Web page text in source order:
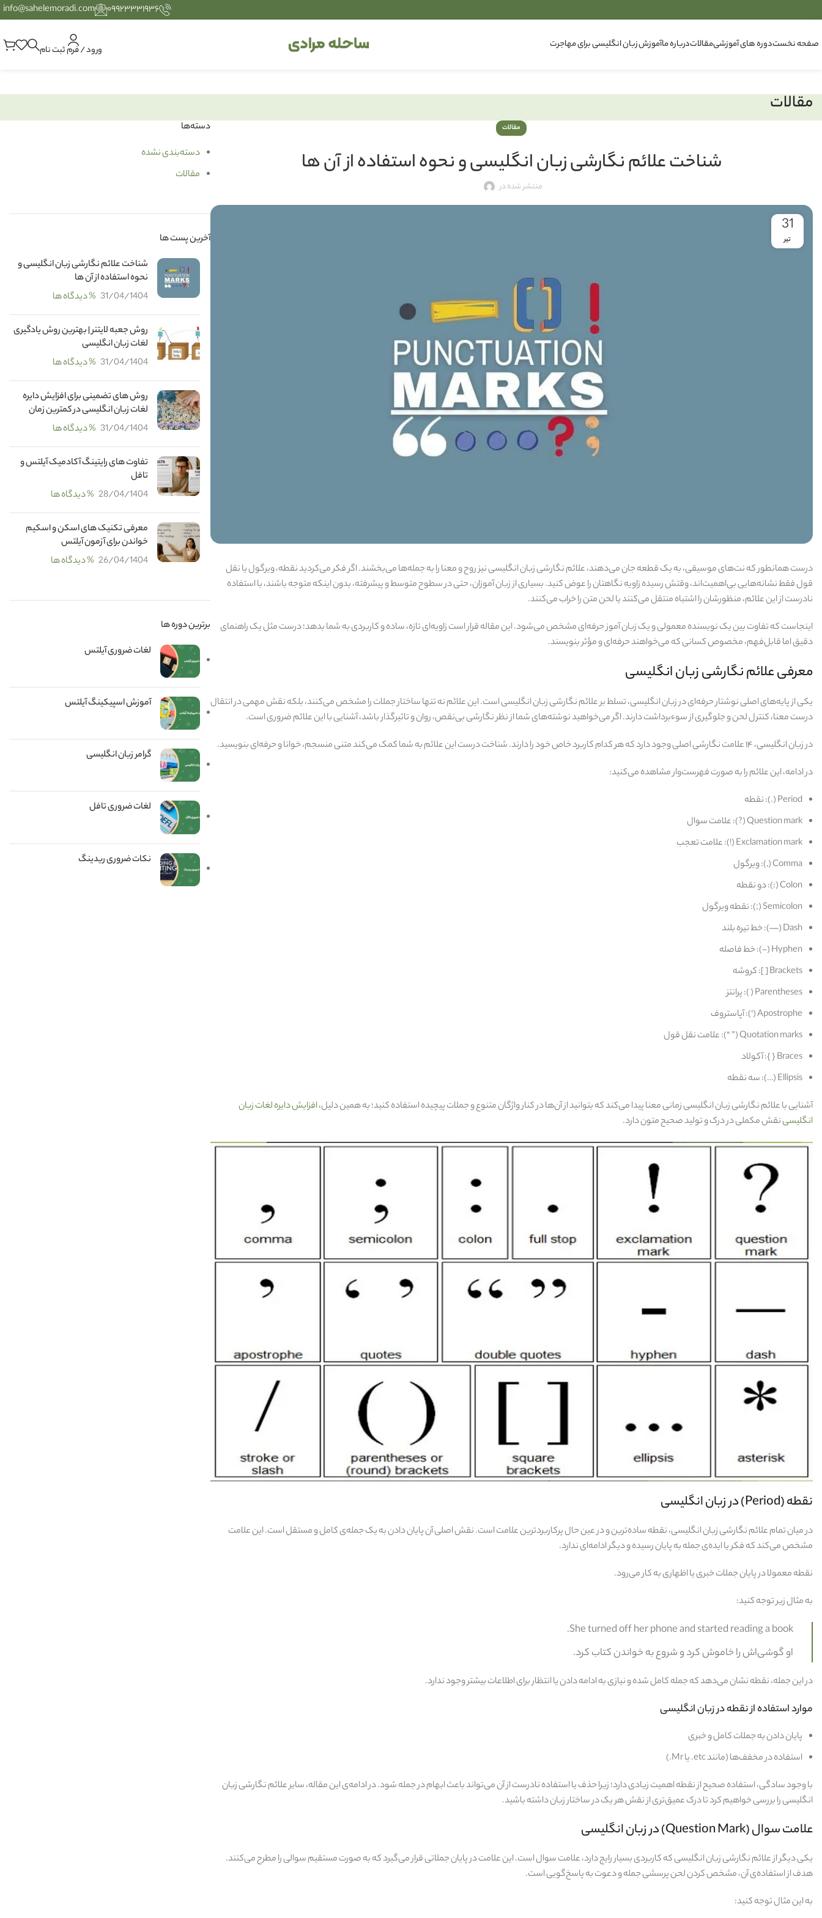
۰۹۹۲۳۳۳۱۹۳۶ info@sahelemoradi.com
صفحه نخستدوره های آموزشیمقالاتدرباره ماآموزش زبان انگلیسی برای مهاجرت ورود / فرم ثبت نام
مقالات
مقالات
شناخت علائم نگارشی زبان انگلیسی و نحوه استفاده از آن ها
منتشر شده در
31
تیر
درست همانطور که نت‌های موسیقی، به یک قطعه جان می‌دهند، علائم نگارشی زبان انگلیسی نیز روح و معنا را به جمله‌ها می‌بخشند. اگر فکر می‌کردید نقطه، ویرگول یا نقل‌
قول فقط نشانه‌هایی بی‌اهمیت‌اند، وقتش رسیده زاویه نگاهتان را عوض کنید. بسیاری از زبان‌ آموزان، حتی در سطوح متوسط و پیشرفته، بدون اینکه متوجه باشند، با استفاده
نادرست از این علائم، منظورشان را اشتباه منتقل می‌کنند یا لحن متن را خراب می‌کنند.
اینجاست که تفاوت بین یک نویسنده معمولی و یک زبان‌ آموز حرفه‌ای مشخص می‌شود. این مقاله قرار است زاویه‌ای تازه، ساده و کاربردی به شما بدهد؛ درست مثل یک راهنمای
دقیق اما قابل‌فهم، مخصوص کسانی که می‌خواهند حرفه‌ای و مؤثر بنویسند.
معرفی علائم نگارشی زبان انگلیسی
یکی از پایه‌های اصلی نوشتار حرفه‌ای در زبان انگلیسی، تسلط بر علائم نگارشی زبان انگلیسی است. این علائم نه‌ تنها ساختار جملات را مشخص می‌کنند، بلکه نقش مهمی در انتقال
درست معنا، کنترل لحن و جلوگیری از سوءبرداشت دارند. اگر می‌خواهید نوشته‌های شما از نظر نگارشی بی‌نقص، روان و تاثیرگذار باشد، آشنایی با این علائم ضروری است.
در زبان انگلیسی، ۱۴ علامت نگارشی اصلی وجود دارد که هر کدام کاربرد خاص خود را دارند. شناخت درست این علائم به شما کمک می‌کند متنی منسجم، خوانا و حرفه‌ای بنویسید.
در ادامه، این علائم را به‌ صورت فهرست‌وار مشاهده می‌کنید:
Period (.): نقطه
Question mark (?): علامت سوال
Exclamation mark (!): علامت تعجب
Comma (,): ویرگول
Colon (:): دو نقطه
Semicolon (;): نقطه ویرگول
Dash (—): خط تیره بلند
Hyphen (-): خط فاصله
Brackets [ ]: کروشه
Parentheses ( ): پرانتز
Apostrophe (‘): آپاستروف
Quotation marks (” “): علامت نقل‌ قول
Braces { }: آکولاد
Ellipsis (…): سه‌ نقطه
آشنایی با علائم نگارشی زبان انگلیسی زمانی معنا پیدا می‌کند که بتوانید از آن‌ها در کنار واژگان متنوع و جملات پیچیده استفاده کنید؛ به همین دلیل،افزایش دایره لغات زبان
انگلیسینقش مکملی در درک و تولید صحیح متون دارد.
نقطه (Period) در زبان انگلیسی
در میان تمام علائم نگارشی زبان انگلیسی، نقطه ساده‌ترین و در عین حال پرکاربردترین علامت است. نقش اصلی آن پایان دادن به یک جمله‌ی کامل و مستقل است. این علامت
مشخص می‌کند که فکر یا ایده‌ی جمله به پایان رسیده و دیگر ادامه‌ای ندارد.
نقطه معمولا در پایان جملات خبری یا اظهاری به کار می‌رود.
به مثال زیر توجه کنید:
She turned off her phone and started reading a book.
او گوشی‌اش را خاموش کرد و شروع به خواندن کتاب کرد.
در این جمله، نقطه نشان می‌دهد که جمله کامل شده و نیازی به ادامه دادن یا انتظار برای اطلاعات بیشتر وجود ندارد.
موارد استفاده از نقطه در زبان انگلیسی
پایان دادن به جملات کامل و خبری
استفاده در مخفف‌ها (مانند etc. یا Mr.)
با وجود سادگی، استفاده صحیح از نقطه اهمیت زیادی دارد؛ زیرا حذف یا استفاده نادرست از آن می‌تواند باعث ابهام در جمله شود. در ادامه‌ی این مقاله، سایر علائم نگارشی زبان
انگلیسی را بررسی خواهیم کرد تا درک عمیق‌تری از نقش هر یک در ساختار زبان داشته باشید.
علامت سوال (Question Mark) در زبان انگلیسی
یکی دیگر از علائم نگارشی زبان انگلیسی که کاربردی بسیار رایج دارد، علامت سوال است. این علامت در پایان جملاتی قرار می‌گیرد که به‌ صورت مستقیم سوالی را مطرح می‌کنند.
هدف از استفاده‌ی آن، مشخص کردن لحن پرسشی جمله و دعوت به پاسخ‌گویی است.
به این مثال توجه کنید:
دسته‌ها
دسته‌بندی نشده
مقالات
آخرین پست ها
شناخت علائم نگارشی زبان انگلیسی و
نحوه استفاده از آن ها
31/04/1404 % دیدگاه ها
روش جعبه لایتنر | بهترین روش یادگیری
لغات زبان انگلیسی
31/04/1404 % دیدگاه ها
روش های تضمینی برای افزایش دایره
لغات زبان انگلیسی در کمترین زمان
31/04/1404 % دیدگاه ها
تفاوت های رایتینگ آکادمیک آیلتس و
تافل
28/04/1404 % دیدگاه ها
معرفی تکنیک های اسکن و اسکیم
خواندن برای آزمون آیلتس
26/04/1404 % دیدگاه ها
برترین دوره ها
لغات ضروری آیلتس
آموزش اسپیکینگ آیلتس
گرامر زبان انگلیسی
لغات ضروری تافل
نکات ضروری ریدینگ